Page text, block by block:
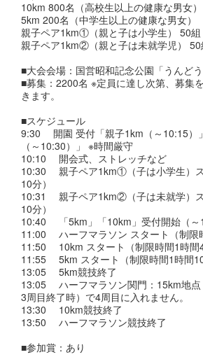
10km 800名（高校生以上の健康な男女）
5km 200名（中学生以上の健康な男女）
親子ペア1km①（親と子は小学生） 50組
親子ペア1km②（親と子は未就学児） 50
■大会会場：国営昭和記念公園「うんどう
■募集：2200名 ※定員に達し次第、募集
きます。
■スケジュール
9:30 開園 受付「親子1km（～10:15）
（～10:30）」 ※時間厳守
10:10 開会式、ストレッチなど
10:30 親子ペア1km①（子は小学生）
10分）
10:31 親子ペア1km②（子は未就学）
10分）
10:40 「5km」「10km」受付開始（～
11:00 ハーフマラソン スタート（制限
11:50 10km スタート（制限時間1時間
11:55 5km スタート（制限時間1時間10
13:05 5km競技終了
13:05 ハーフマラソン関門：15km地点
3周目終了時）で4周目に入れません。
13:30 10km競技終了
13:50 ハーフマラソン競技終了
■参加賞：あり